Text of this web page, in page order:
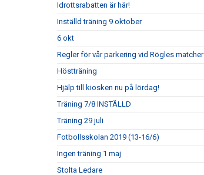
Idrottsrabatten är här!
Inställd träning 9 oktober
6 okt
Regler för vår parkering vid Rögles matcher
Höstträning
Hjälp till kiosken nu på lördag!
Träning 7/8 INSTÄLLD
Träning 29 juli
Fotbollsskolan 2019 (13-16/6)
Ingen träning 1 maj
Stolta Ledare